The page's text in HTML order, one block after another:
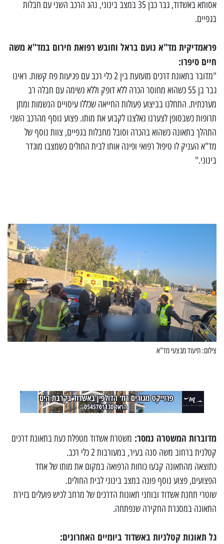
אסותא באשדוד, גבר כבן 35 במצב בינוני, נהג הרכב השני עם חבלות
בגפיים.
פראמדיקית מד"א נועם בראל וחובש רפואת חירום במד"א משה
חיים סיפרו:
"מדובר בתאונת דרכים מזעזעת בין 2 כלי רכב עם פגיעות פח קשות. ראינו
גבר בן 55 כשהוא מחוסר הכרה ללא דופק וללא נשימה עם חבלה רב
מערכתית. התחלנו בביצוע פעולות החייאה שכללו עיסויים הנשמות ומתן
תרופות כשבסופן לצערנו נאלצנו לקבוע את מותו. פצוע נוסף מהרכב השני
התהלך בתאונה כשהוא בהכרה וסובל מחבלות בגפיים, צוות נוסף של
מד"א העניק לו טיפול רפואי ופינה אותו לבית החולים כשמצבו מוגדר
בינוני."
צילום: תיעוד מבצעי מד"א
מדוברות המשטרה נמסר: משטרת אשדוד מטפלת כעת בתאונת דרכים
קטלנית ברחוב משה סנה בעיר, במעורבות 2 כלי רכב.
כתוצאה מהתאונה קבעו כוחות הרפואה במקום את מותו של אחד
הפצועים, פצוע נוסף פונה במצב בינוני לבית החולים.
שוטרי תחנת אשדוד ובוחני תאונות הדרכים של מרחב לכיש פועלים בזירת
התאונה במסגרת החקירה שנפתחה.
גל תאונות קטלניות באשדוד ביומיים האחרונים: